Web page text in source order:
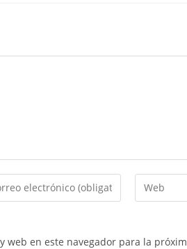
web en este navegador para la